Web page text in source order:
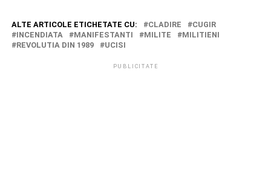
ALTE ARTICOLE ETICHETATE CU: CLADIRE
CUGIR
INCENDIATA
MANIFESTANTI MILITE
MILITIENI
REVOLUTIA DIN 1989
UCISI
PUBLICITATE